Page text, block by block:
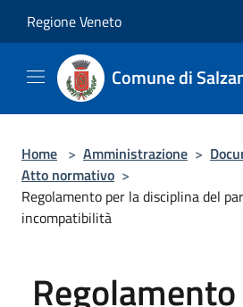
Regione Veneto
Comune di
Home > Amministrazione >
Atto normativo >
Regolamento per la disciplina del
incompatibilità